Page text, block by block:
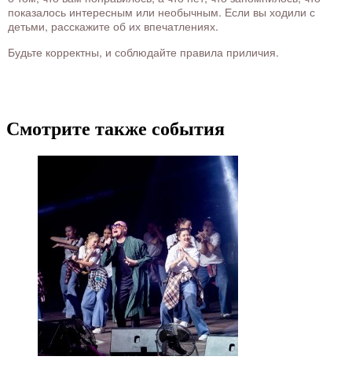
показалось интересным или необычным. Если вы ходили с
детьми, расскажите об их впечатлениях.
Будьте корректны, и соблюдайте правила приличия.
Смотрите также события